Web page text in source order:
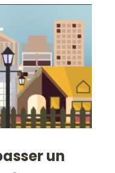
un